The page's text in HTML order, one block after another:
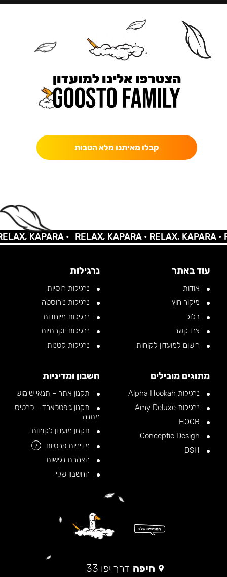
הצטרפו אלינו למועדון
קבלו מאיתנו מלא הטבות
KAPARA • RELAX, KAPARA •RELAX, KAPARA •
עוד באתר
אודות
מיקור חוץ
בלוג
צרו קשר
רישום למועדון לקוחות
נרגילות
נרגילות רוסיות
נרגילות נירוסטה
נרגילות מיוחדות
נרגילות יוקרתיות
נרגילות קטנות
מתוגים מובילים
נרגילות Alpha Hookah
נרגילות Amy Deluxe
חשבון ומדיניות
תקנון אתר – תנאי שימוש
תקנון גיפטכארד – כרטיס
מתנה
תקנון מועדון לקוחות
מדיניות פרטיות
?
הצהרת נגישות
החשבון שלי
חיפה דרך יפו 33